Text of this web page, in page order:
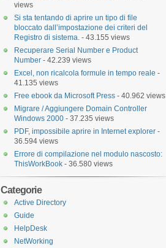
views
Si sta tentando di aprire un tipo di file
bloccato dall’impostazione dei criteri del
Registro di sistema. - 43.155 views
Recuperare Serial Number e Product
Number - 42.239 views
Excel, non ricalcola formule in tempo reale -
41.135 views
Free ebook da Microsoft Press - 40.962 views
Migrare / Aggiungere Domain Controller
Windows 2000 - 37.235 views
PDF, impossibile aprire in Internet explorer -
36.594 views
Errore di compilazione nel modulo nascosto:
ThisWorkBook - 36.580 views
Categorie
Active Directory
Guide
HelpDesk
NetWorking